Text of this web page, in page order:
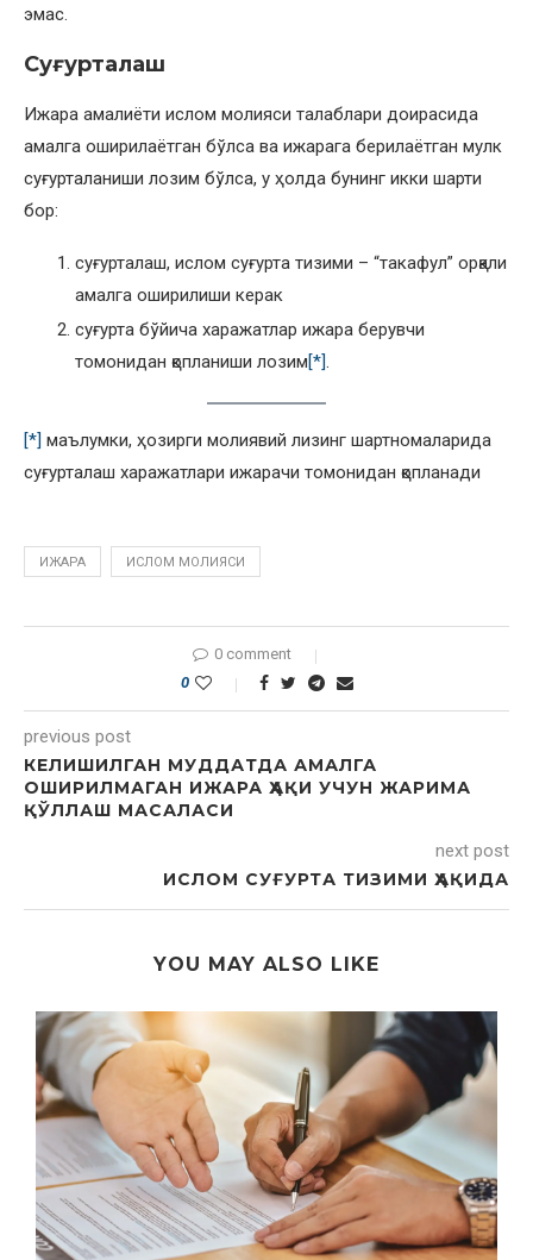
эмас.
Суғурталаш
Ижара амалиёти ислом молияси талаблари доирасида
амалга оширилаётган бўлса ва ижарага берилаётган мулк
суғурталаниши лозим бўлса, у ҳолда бунинг икки шарти
бор:
суғурталаш, ислом суғурта тизими – “такафул” орқали
амалга оширилиши керак
суғурта бўйича харажатлар ижара берувчи
томонидан қопланиши лозим[*]
[*] маълумки, ҳозирги молиявий лизинг шартномаларида
суғурталаш харажатлари ижарачи томонидан қопланади
ИЖАРА ИСЛОМ МОЛИЯСИ
0 comment
0
previous post
КЕЛИШИЛГАН МУДДАТДА АМАЛГА
ОШИРИЛМАГАН ИЖАРА ҲАҚИ УЧУН ЖАРИМА
ҚЎЛЛАШ МАСАЛАСИ
next post
ИСЛОМ СУҒУРТА ТИЗИМИ ҲАҚИДА
YOU MAY ALSO LIKE